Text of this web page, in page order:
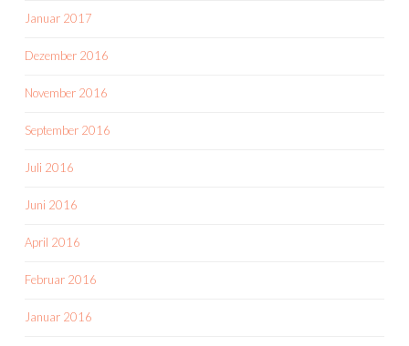
Januar 2017
Dezember 2016
November 2016
September 2016
Juli 2016
Juni 2016
April 2016
Februar 2016
Januar 2016